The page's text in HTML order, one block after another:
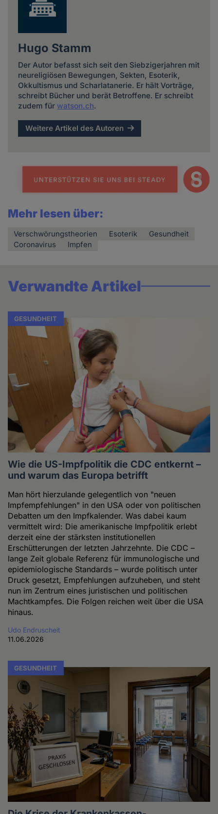
Hugo Stamm
Der Autor befasst sich seit den Siebzigerjahren mit
neureligiösen Bewegungen, Sekten, Esoterik,
Okkultismus und Scharlatanerie. Er hält Vorträge,
schreibt Bücher und berät Betroffene. Er schreibt
zudem für watson.ch.
Weitere Artikel des Autoren
Mehr lesen über:
Verschwörungstheorien Esoterik
Gesundheit
Coronavirus
Impfen
Verwandte Artikel
GESUNDHEIT
Wie die US-Impfpolitik die CDC entkernt –
und warum das Europa betrifft
Man hört hierzulande gelegentlich von "neuen
Impfempfehlungen" in den USA oder von politischen
Debatten um den Impfkalender. Was dabei kaum
vermittelt wird: Die amerikanische Impfpolitik erlebt
derzeit eine der stärksten institutionellen
Erschütterungen der letzten Jahrzehnte. Die CDC –
lange Zeit globale Referenz für immunologische und
epidemiologische Standards – wurde politisch unter
Druck gesetzt, Empfehlungen aufzuheben, und steht
nun im Zentrum eines juristischen und politischen
Machtkampfes. Die Folgen reichen weit über die USA
hinaus.
Udo Endruscheit
11.06.2026
GESUNDHEIT